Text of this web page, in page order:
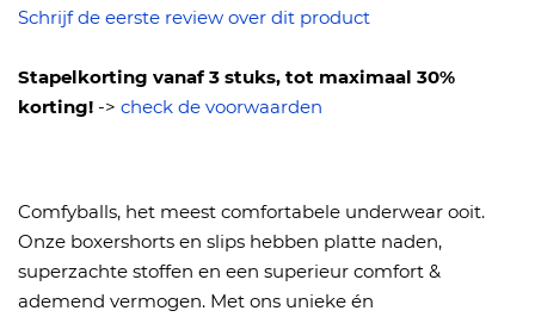
Schrijf de eerste review over dit product
Stapelkorting vanaf 3 stuks, tot maximaal 30%
korting! -> check de voorwaarden
Comfyballs, het meest comfortabele underwear ooit.
Onze boxershorts en slips hebben platte naden,
superzachte stoffen en een superieur comfort &
ademend vermogen. Met ons unieke én